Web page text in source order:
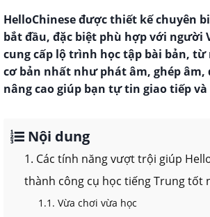
HelloChinese được thiết kế chuyên
bắt đầu, đặc biệt phù hợp với người
cung cấp lộ trình học tập bài bản,
cơ bản nhất như phát âm, ghép âm,
nâng cao giúp bạn tự tin giao tiếp và
Nội dung
1. Các tính năng vượt trội giúp
thành công cụ học tiếng Trung tốt
1.1. Vừa chơi vừa học